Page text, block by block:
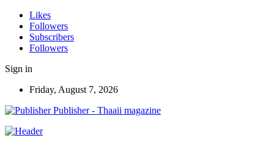
Likes
Followers
Subscribers
Followers
Sign in
Friday, August 7, 2026
Publisher - Thaaii magazine